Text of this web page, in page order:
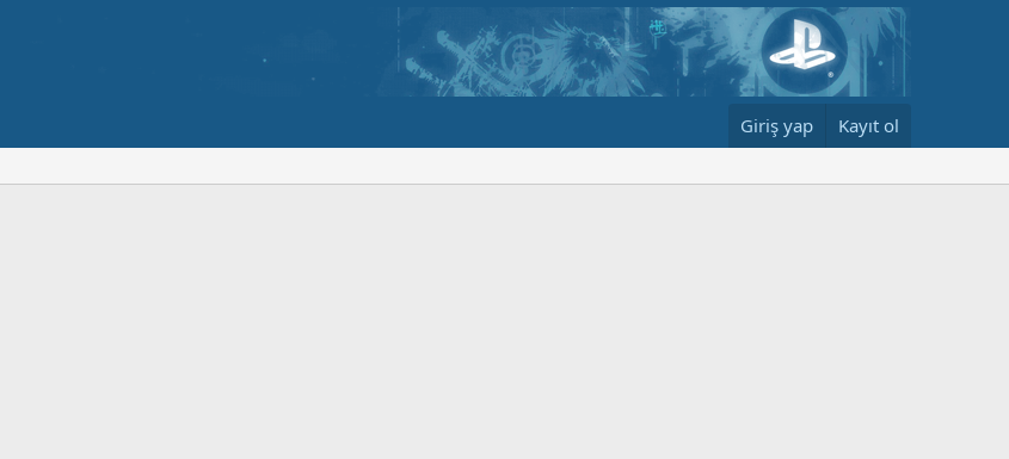
Giriş yap Kayıt ol